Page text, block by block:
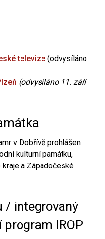
televize (odvysíláno
(odvysíláno 11. září
v Dobřívě prohlášen
kulturní památku,
a Západočeské
/ integrovaný
IROP